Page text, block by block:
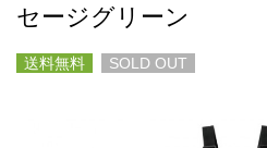
セージグリーン
送料無料 SOLD OUT